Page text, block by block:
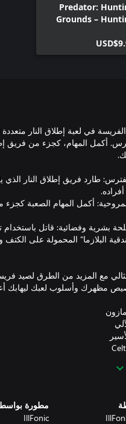
Predator:
Grounds –
في لعبة إطلاق النار
أكمل المهام، كجزء من فريق
طارد فريق إطلاق النار
أكمل المهام الصعبة
بشرية وفضائية: قاتل باستخدام
البلازما" المحمولة على
مع المزيد من الطرق لصيد
مطورة
IllFonic